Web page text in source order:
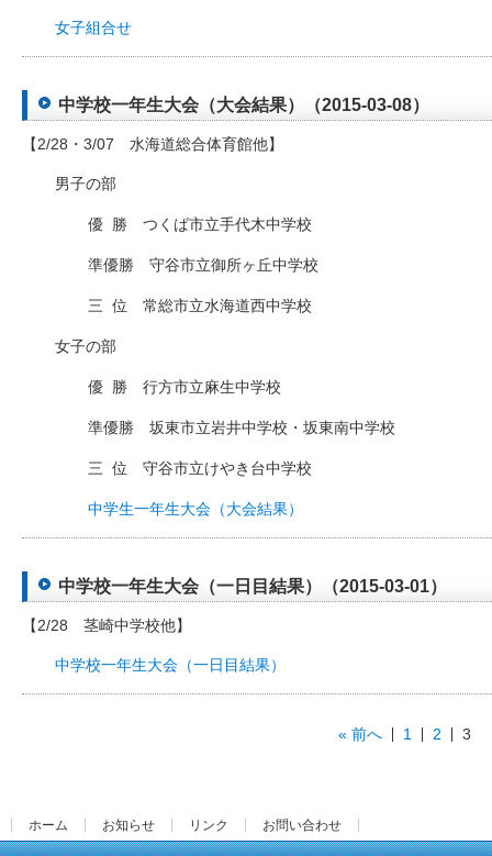
女子組合せ
中学校一年生大会（大会結果）（2015-03-08）
【2/28・3/07 水海道総合体育館他】
男子の部
優 勝 つくば市立手代木中学校
準優勝 守谷市立御所ヶ丘中学校
三 位 常総市立水海道西中学校
女子の部
優 勝 行方市立麻生中学校
準優勝 坂東市立岩井中学校・坂東南中学校
三 位 守谷市立けやき台中学校
中学生一年生大会（大会結果）
中学校一年生大会（一日目結果）（2015-03-01）
【2/28 茎崎中学校他】
中学校一年生大会（一日目結果）
« 前へ 1 2 3
ホーム お知らせ リンク お問い合わせ